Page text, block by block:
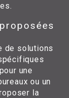
de solutions
une
ou un
la